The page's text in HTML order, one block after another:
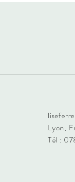
Lyon,
Tél :